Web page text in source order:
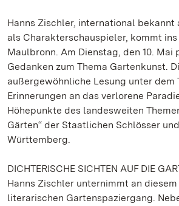
Hanns Zischler, international bekannt
als Charakterschauspieler, kommt
Maulbronn. Am Dienstag, den 10. Mai
Gedanken zum Thema Gartenkunst.
außergewöhnliche Lesung unter dem
Erinnerungen an das verlorene
Höhepunkte des landesweiten
Gärten“ der Staatlichen Schlösser
Württemberg.
DICHTERISCHE SICHTEN AUF DIE
Hanns Zischler unternimmt an
literarischen Gartenspaziergang.